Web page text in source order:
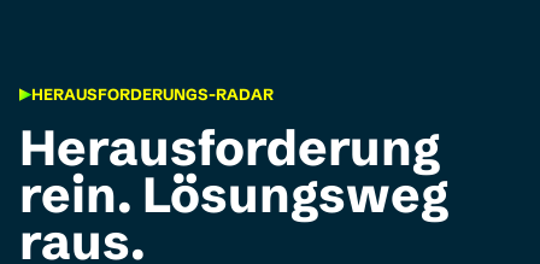
HERAUSFORDERUNGS-RADAR
Herausforderung
rein. Lösungsweg
raus.